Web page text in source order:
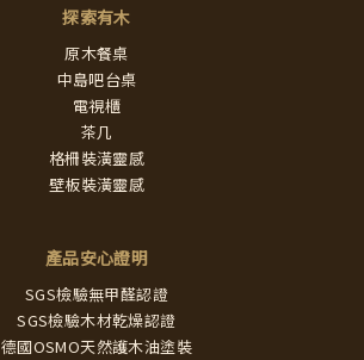
探索有木
原木餐桌
中島吧台桌
電視櫃
茶几
格柵裝潢靈感
壁板裝潢靈感
產品安心證明
SGS檢驗無甲醛認證
SGS檢驗木材乾燥認證
德國OSMO天然護木油塗裝